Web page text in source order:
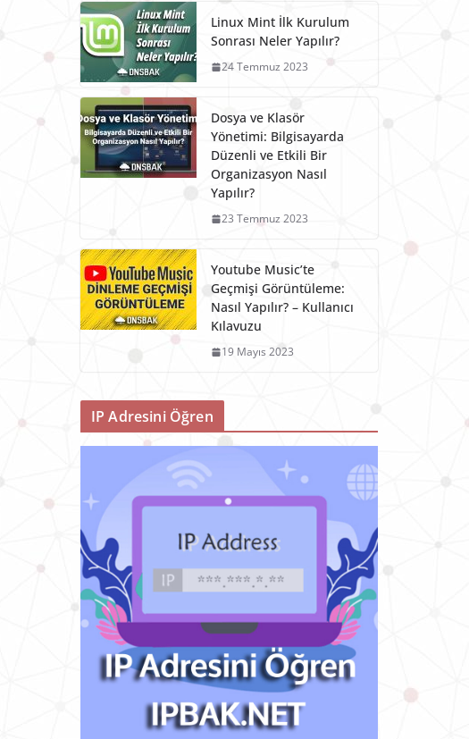
Linux Mint İlk Kurulum
Sonrası Neler Yapılır?
24 Temmuz 2023
Dosya ve Klasör
Yönetimi: Bilgisayarda
Düzenli ve Etkili Bir
Organizasyon Nasıl
Yapılır?
23 Temmuz 2023
Youtube Music’te
Geçmişi Görüntüleme:
Nasıl Yapılır? – Kullanıcı
Kılavuzu
19 Mayıs 2023
IP Adresini Öğren